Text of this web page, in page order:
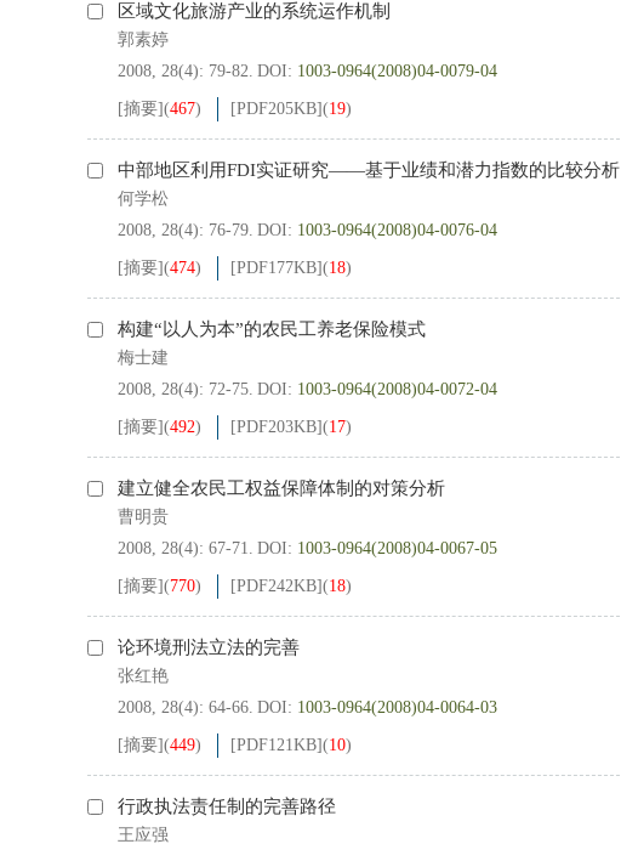
区域文化旅游产业的系统运作机制
郭素婷
2008, 28(4): 79-82. DOI: 1003-0964(2008)04-0079-04
[摘要](467) [PDF205KB](19)
中部地区利用FDI实证研究——基于业绩和潜力指数的比较分析
何学松
2008, 28(4): 76-79. DOI: 1003-0964(2008)04-0076-04
[摘要](474) [PDF177KB](18)
构建“以人为本”的农民工养老保险模式
梅士建
2008, 28(4): 72-75. DOI: 1003-0964(2008)04-0072-04
[摘要](492) [PDF203KB](17)
建立健全农民工权益保障体制的对策分析
曹明贵
2008, 28(4): 67-71. DOI: 1003-0964(2008)04-0067-05
[摘要](770) [PDF242KB](18)
论环境刑法立法的完善
张红艳
2008, 28(4): 64-66. DOI: 1003-0964(2008)04-0064-03
[摘要](449) [PDF121KB](10)
行政执法责任制的完善路径
王应强